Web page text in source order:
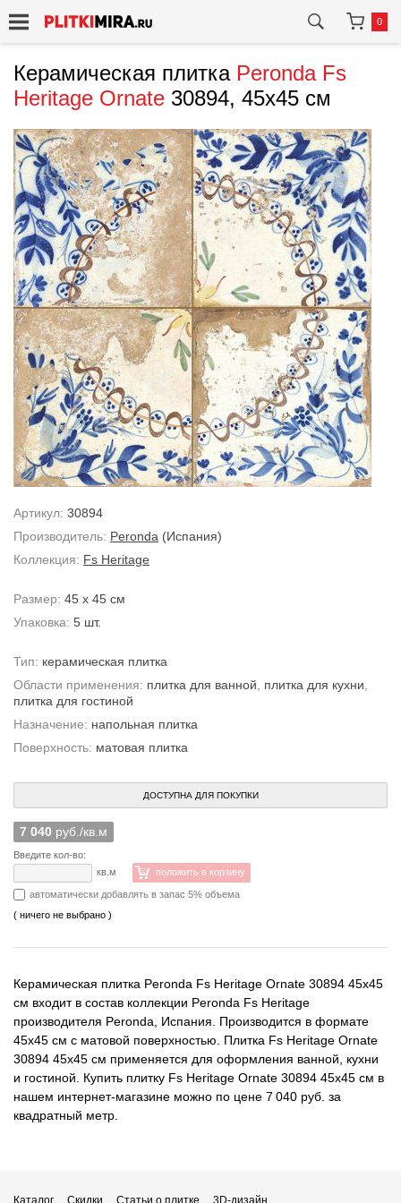
0
Керамическая плитка Peronda Fs
Heritage Ornate 30894, 45x45 см
Артикул: 30894
Производитель: Peronda (Испания)
Коллекция: Fs Heritage
Размер: 45 x 45 см
Упаковка: 5 шт.
Тип: керамическая плитка
Области применения: плитка для ванной плитка для кухни
плитка для гостиной
Назначение: напольная плитка
Поверхность: матовая плитка
ДОСТУПНА ДЛЯ ПОКУПКИ
7 040 руб./кв.м
Введите кол-во:
кв.м
положить в корзину
автоматически добавлять в запас 5% объема
( ничего не выбрано )
Керамическая плитка Peronda Fs Heritage Ornate 30894 45x45
см входит в состав коллекции Peronda Fs Heritage
производителя Peronda, Испания. Производится в формате
45x45 см с матовой поверхностью. Плитка Fs Heritage Ornate
30894 45x45 см применяется для оформления ванной, кухни
и гостиной. Купить плитку Fs Heritage Ornate 30894 45x45 см в
нашем интернет-магазине можно по цене 7 040 руб. за
квадратный метр.
Каталог Скидки Статьи о плитке 3D-дизайн